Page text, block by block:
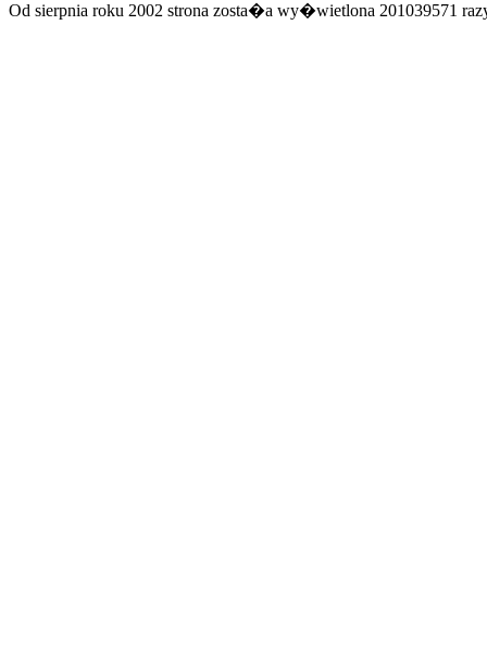
Od sierpnia roku 2002 strona zosta�a wy�wietlona 201039571